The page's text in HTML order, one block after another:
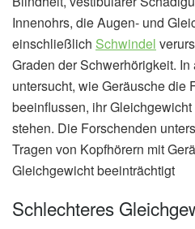
Innenohrs, die Augen- und
einschließlich Schwindel
Graden der Schwerhörigkeit.
untersucht, wie Geräusche die
beeinflussen, ihr
stehen. Die Forschenden
Tragen von Kopfhörern mit
Gleichgewicht beeinträchtigt
Schlechteres